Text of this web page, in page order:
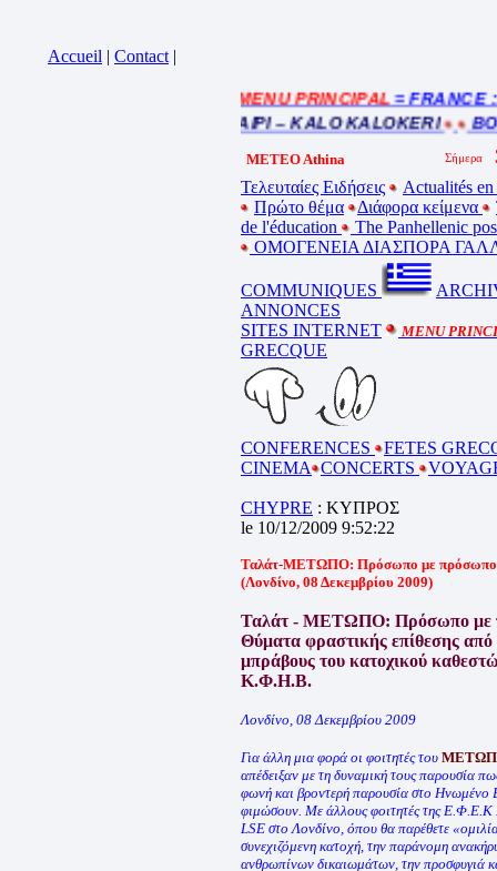
Accueil | Contact |
= MENU PRINCIPAL= FRANCE :
ETE – ΚΑΛΟ ΚΑΛΟΚΑΙΡΙ – KALO KALOKERI
METEO Athina
Τελευταίες Ειδήσεις
Actualités
Πρώτο θέμα
Διάφορα κείμενα
de l'éducation
The Panhellenic
ΟΜΟΓΕΝΕΙΑ ΔΙΑΣΠΟΡΑ
COMMUNIQUES
ANNONCES
SITES INTERNET
MENU
GRECQUE
CONFERENCES
FETES
CINEMA CONCERTS
CHYPRE : ΚΥΠΡΟΣ
le 10/12/2009 9:52:22
Ταλάτ-ΜΕΤΩΠΟ: Πρόσωπο με πρόσωπο!
(Λονδίνο, 08 Δεκεμβρίου 2009)
Ταλάτ - ΜΕΤΩΠΟ: Πρόσωπο με
Θύματα φραστικής επίθεσης από
μπράβους του κατοχικού
Κ.Φ.Η.Β.
Λονδίνο, 08 Δεκεμβρίου 2009
Για άλλη μια φορά οι φοιτητές του
απέδειξαν με τη δυναμική τους παρουσία
φωνή και βροντερή παρουσία στο Ηνωμένο
φιμώσουν. Με άλλους φοιτητές της
LSE στο Λονδίνο, όπου θα παρέθετε
συνεχιζόμενη κατοχή, την παράνομη
ανθρωπίνων δικαιωμάτων, την προσφυγιά